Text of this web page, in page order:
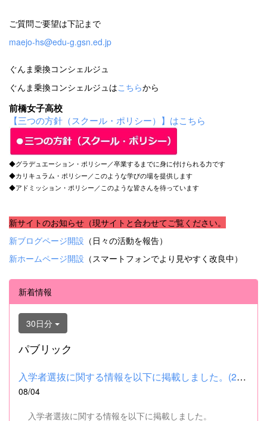
ご質問ご要望は下記まで
maejo-hs@edu-g.gsn.ed.jp
ぐんま乗換コンシェルジュ
ぐんま乗換コンシェルジュはこちらから
前橋女子高校
【三つの方針（スクール・ポリシー）】はこちら
◆グラデュエーション・ポリシー／卒業するまでに身に付けられる力です
◆カリキュラム・ポリシー／このような学びの場を提供します
◆アドミッション・ポリシー／このような皆さんを待っています
新サイトのお知らせ（現サイトと合わせてご覧ください。
新ブログページ開設 （日々の活動を報告）
新ホームページ開設 （スマートフォンでより見やすく改良中）
新着情報
30日分
パブリック
入学者選抜に関する情報を以下に掲載しました。(2026.8.4) ■令和...
08/04
入学者選抜に関する情報を以下に掲載しました。